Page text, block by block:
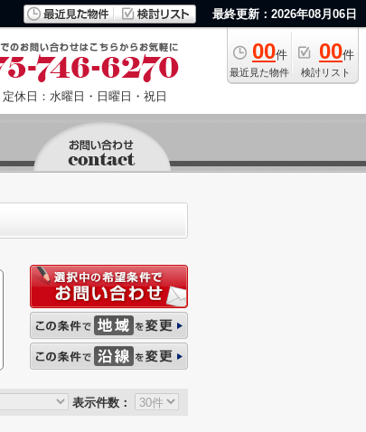
最終更新：2026年08月06日
00件
最近見た物件
00件
検討リスト
定休日：水曜日・日曜日・祝日
表示件数：